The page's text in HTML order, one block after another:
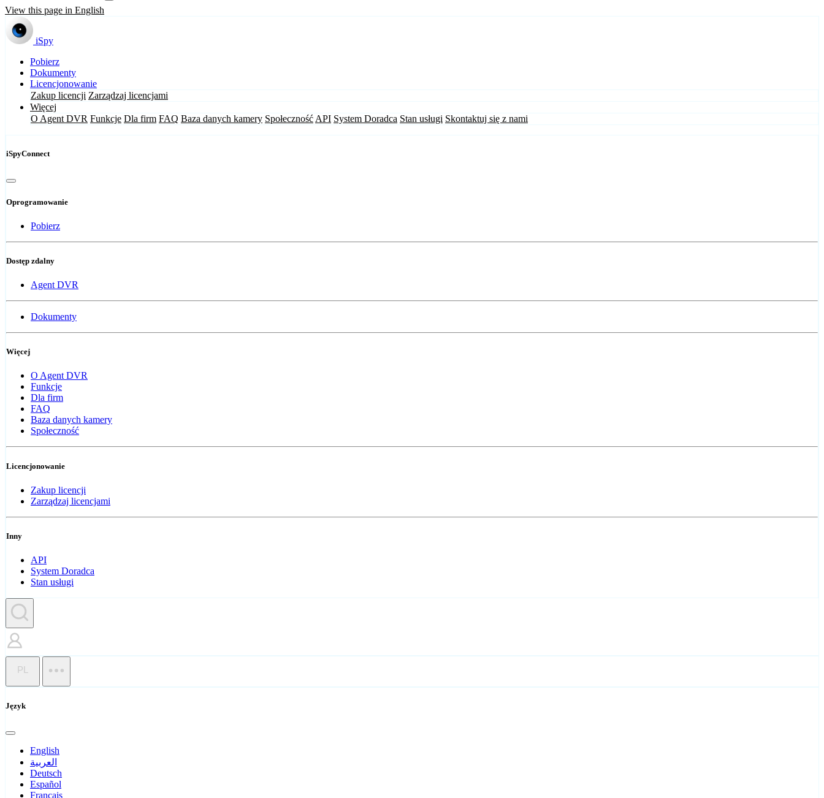
View this page in English
iSpy
Pobierz
Dokumenty
Licencjonowanie
Zakup licencji Zarządzaj licencjami
Więcej
O Agent DVR Funkcje Dla firm FAQ Baza danych kamery Społeczność API System Doradca Stan usługi Skontaktuj się z nami
iSpyConnect
Oprogramowanie
Pobierz
Dostęp zdalny
Agent DVR
Dokumenty
Więcej
O Agent DVR
Funkcje
Dla firm
FAQ
Baza danych kamery
Społeczność
Licencjonowanie
Zakup licencji
Zarządzaj licencjami
Inny
API
System Doradca
Stan usługi
PL
Język
English
العربية
Deutsch
Español
Français